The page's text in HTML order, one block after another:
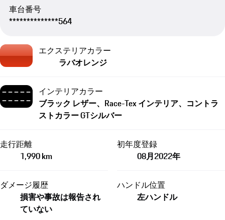
車台番号
**************564
エクステリアカラー
ラバオレンジ
インテリアカラー
ブラック レザー、Race-Tex インテリア、コントラ
ストカラー GTシルバー
走行距離
1,990 km
初年度登録
08月​2022年
ダメージ履歴
損害や事故は報告され
ていない
ハンドル位置
左ハンドル